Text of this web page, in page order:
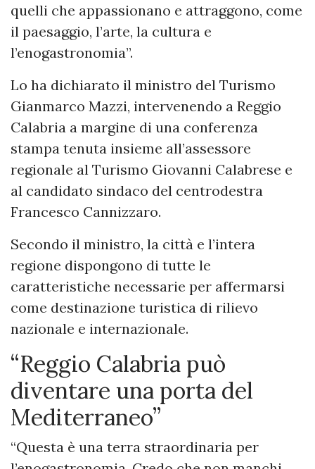
quelli che appassionano e attraggono, come
il paesaggio, l’arte, la cultura e
l’enogastronomia”.
Lo ha dichiarato il ministro del Turismo
Gianmarco Mazzi, intervenendo a Reggio
Calabria a margine di una conferenza
stampa tenuta insieme all’assessore
regionale al Turismo Giovanni Calabrese e
al candidato sindaco del centrodestra
Francesco Cannizzaro.
Secondo il ministro, la città e l’intera
regione dispongono di tutte le
caratteristiche necessarie per affermarsi
come destinazione turistica di rilievo
nazionale e internazionale.
“Reggio Calabria può
diventare una porta del
Mediterraneo”
“Questa è una terra straordinaria per